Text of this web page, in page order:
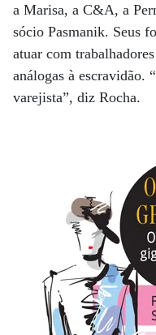
a Marisa, a C&A, a
sócio Pasmanik. Seus
atuar com
análogas à escravidão.
varejista”, diz Rocha.